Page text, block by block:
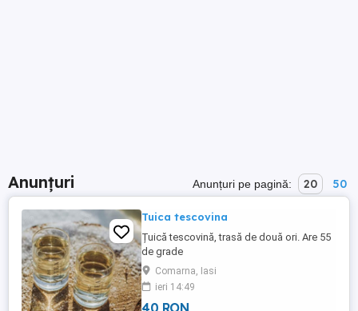
Anunțuri Anunțuri pe pagină: 20 50
Tuica tescovina
Țuică tescovină, trasă de două ori. Are 55
de grade
Comarna, Iasi
ieri 14:49
40 RON